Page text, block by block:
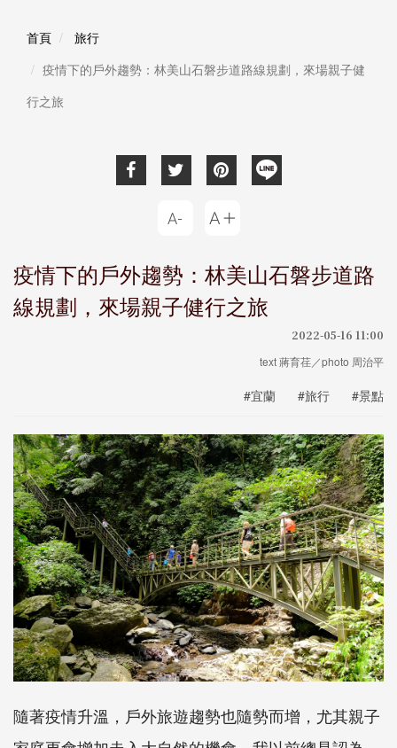
首頁
旅行
疫情下的戶外趨勢：林美山石磐步道路線規劃，來場親子健
行之旅
疫情下的戶外趨勢：林美山石磐步道路
線規劃，來場親子健行之旅
2022-05-16 11:00
text 蔣育荏／photo 周治平
#宜蘭 #旅行 #景點
隨著疫情升溫，戶外旅遊趨勢也隨勢而增，尤其親子